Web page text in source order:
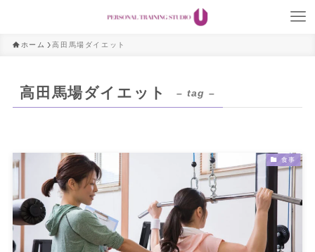
ホーム 高田馬場ダイエット
高田馬場ダイエット – tag –
食事